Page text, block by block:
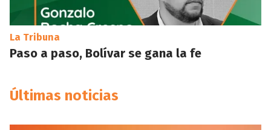
La Tribuna
Paso a paso, Bolívar se gana la fe
Últimas noticias